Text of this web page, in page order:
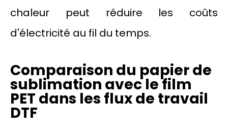
chaleur peut réduire les coûts
d'électricité au fil du temps.
Comparaison du papier de
sublimation avec le film
PET dans les flux de travail
DTF